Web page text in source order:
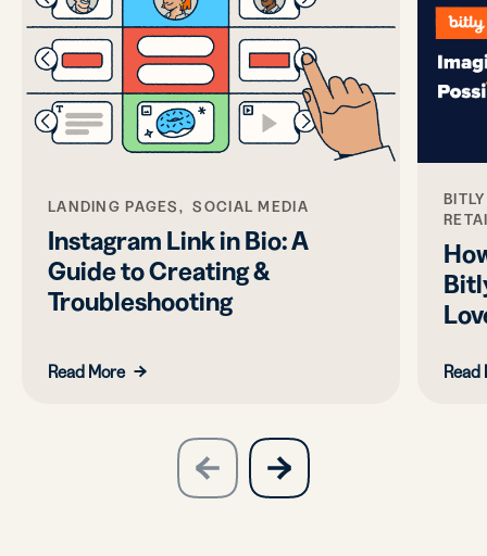
LANDING PAGES, SOCIAL MEDIA
Instagram Link in Bio: A
Guide to Creating &
Troubleshooting
Read More Read
previous
slide
next
slide